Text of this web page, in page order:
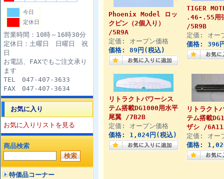
今日
定休日
営業時間：10時～16時30分
定休日：土曜日 日曜日 祝
日
お電話、FAXでもご注文承り
ます
TEL 047-407-3633
FAX 047-407-3634
お気に入り
お気に入りリストを見る
商品検索
特価品コーナー
Phoenix Model ロッ
クピン（2個入り）
/5R9A
定価: オープン価格
価格: 89円(税込)
TIGER
.46-.55用
/5R9B
定価: オー
価格: 396
リトラクトパワーシス
テム搭載DG1000用水平
尾翼 /7B2B
定価: オープン価格
価格: 1,024円(税込)
リトラクト
テム搭載
ザシ /
定価: オー
価格: